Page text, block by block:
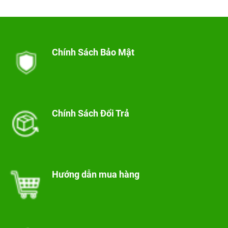
Chính Sách Bảo Mật
Chính Sách Đổi Trả
Hướng dẫn mua hàng